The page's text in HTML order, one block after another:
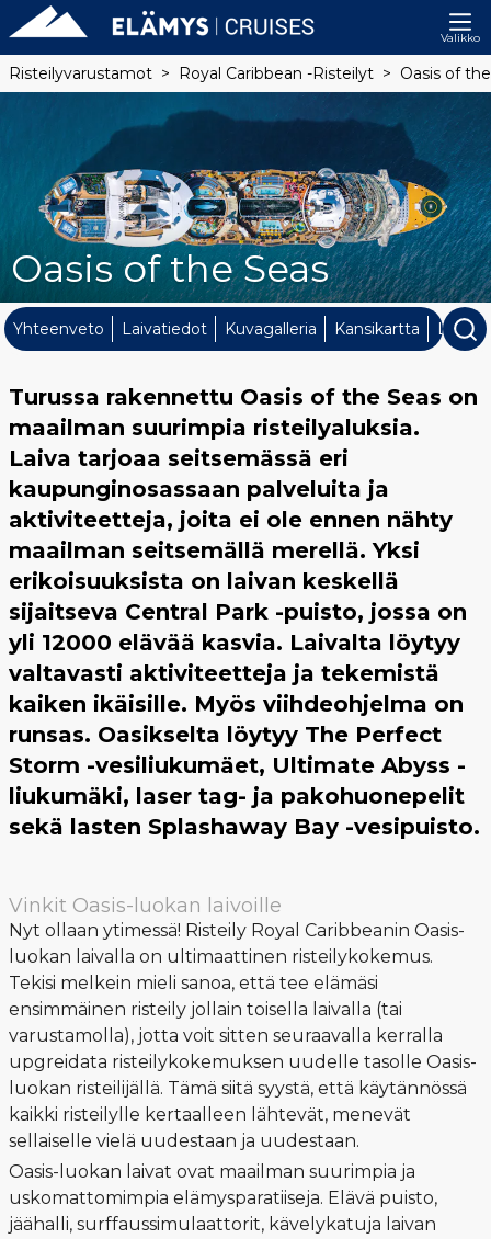
Valikko
Risteilyvarustamot Royal Caribbean -risteilyt Oasis of
Oasis of the Seas
Yhteenveto Laivatiedot Kuvagalleria Kansikartta
Turussa rakennettu Oasis of the Seas on
maailman suurimpia risteilyaluksia.
Laiva tarjoaa seitsemässä eri
kaupunginosassaan palveluita ja
aktiviteetteja, joita ei ole ennen nähty
maailman seitsemällä merellä. Yksi
erikoisuuksista on laivan keskellä
sijaitseva Central Park -puisto, jossa on
yli 12000 elävää kasvia. Laivalta löytyy
valtavasti aktiviteetteja ja tekemistä
kaiken ikäisille. Myös viihdeohjelma on
runsas. Oasikselta löytyy The Perfect
Storm -vesiliukumäet, Ultimate Abyss -
liukumäki, laser tag- ja pakohuonepelit
sekä lasten Splashaway Bay -vesipuisto.
Vinkit Oasis-luokan laivoille
Nyt ollaan ytimessä! Risteily Royal Caribbeanin Oasis-
luokan laivalla on ultimaattinen risteilykokemus.
Tekisi melkein mieli sanoa, että tee elämäsi
ensimmäinen risteily jollain toisella laivalla (tai
varustamolla), jotta voit sitten seuraavalla kerralla
upgreidata risteilykokemuksen uudelle tasolle Oasis-
luokan risteilijällä. Tämä siitä syystä, että käytännössä
kaikki risteilylle kertaalleen lähtevät, menevät
sellaiselle vielä uudestaan ja uudestaan.
Oasis-luokan laivat ovat maailman suurimpia ja
uskomattomimpia elämysparatiiseja. Elävä puisto,
jäähalli, surffaussimulaattorit, kävelykatuja laivan